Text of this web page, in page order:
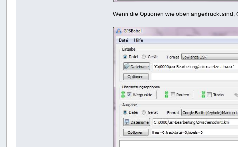
Wenn die Optionen wie oben angedruckt sind,